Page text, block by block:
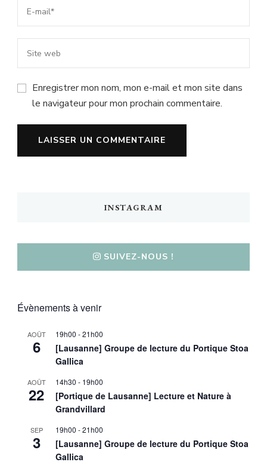
Enregistrer mon nom, mon e-mail et mon site dans
le navigateur pour mon prochain commentaire.
INSTAGRAM
SUIVEZ-NOUS !
Évènements à venir
AOÛT
6
19h00 -21h00
[Lausanne] Groupe de lecture du Portique Stoa
Gallica
AOÛT
22
14h30 - 19h00
[Portique de Lausanne] Lecture et Nature à
Grandvillard
SEP
3
19h00 -21h00
[Lausanne] Groupe de lecture du Portique Stoa
Gallica